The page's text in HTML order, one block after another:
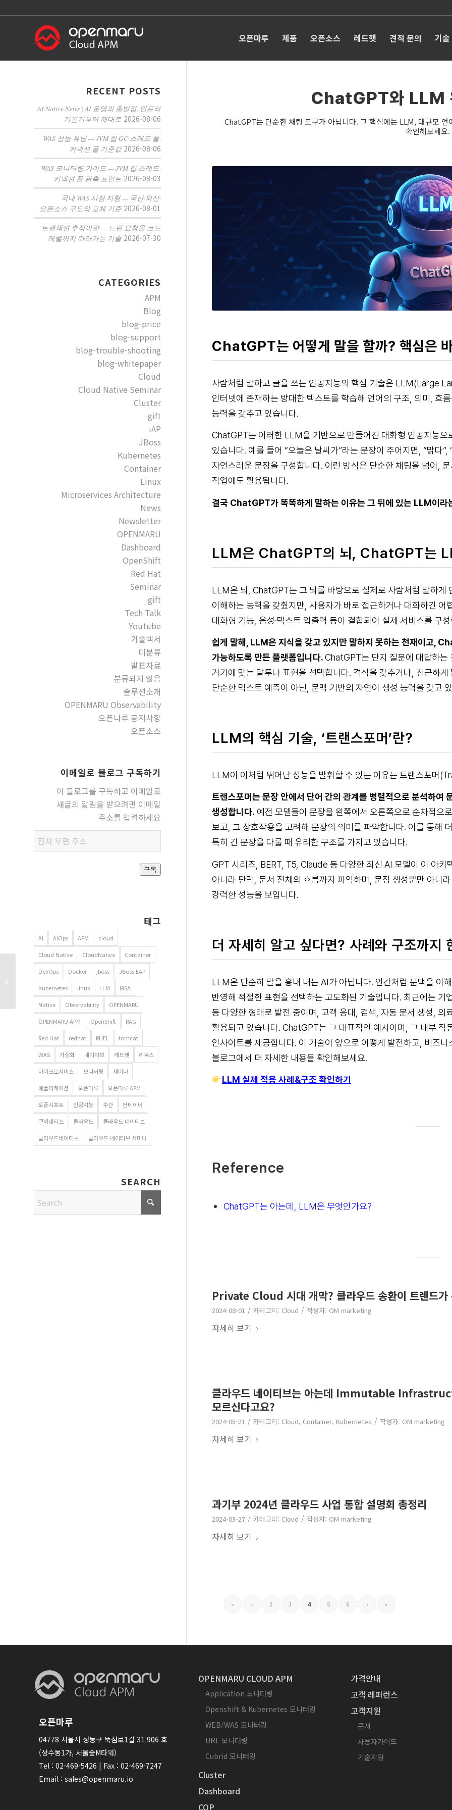
오픈마루 제품 오픈소스 레드햇 견적 문의 기
ChatGPT와 LLM
ChatGPT는 단순한 채팅 도구가 아닙니다. 그 핵심에는 LLM, 대규모
확인해보세요.
ChatGPT는 어떻게 말을 할까? 핵심은
사람처럼 말하고 글을 쓰는 인공지능의 핵심 기술은 LLM(Large
인터넷에 존재하는 방대한 텍스트를 학습해 언어의 구조, 의미, 흐
능력을 갖추고 있습니다.
ChatGPT는 이러한 LLM을 기반으로 만들어진 대화형 인공지능으
있습니다. 예를 들어 “오늘은 날씨가”라는 문장이 주어지면, “맑다
자연스러운 문장을 구성합니다. 이런 방식은 단순한 채팅을 넘어,
작업에도 활용됩니다.
결국 ChatGPT가 똑똑하게 말하는 이유는 그 뒤에 있는 LLM이라
LLM은 ChatGPT의 뇌, ChatGPT는
LLM은 뇌, ChatGPT는 그 뇌를 바탕으로 실제로 사람처럼 말하게
이해하는 능력을 갖췄지만, 사용자가 바로 접근하거나 대화하긴
대화형 기능, 음성·텍스트 입출력 등이 결합되어 실제 서비스를 구
쉽게 말해, LLM은 지식을 갖고 있지만 말하지 못하는 천재이고,
가능하도록 만든 플랫폼입니다.ChatGPT는 단지 질문에 대답하는
거기에 맞는 말투나 표현을 선택합니다. 격식을 갖추거나, 친근하
단순한 텍스트 예측이 아닌, 문맥 기반의 자연어 생성 능력을 갖고
LLM의 핵심 기술, ‘트랜스포머’란?
LLM이 이처럼 뛰어난 성능을 발휘할 수 있는 이유는 트랜스포머
트랜스포머는 문장 안에서 단어 간의 관계를 병렬적으로 분석하여
생성합니다. 예전 모델들이 문장을 왼쪽에서 오른쪽으로 순차적으
보고, 그 상호작용을 고려해 문장의 의미를 파악합니다. 이를 통해
특히 긴 문장을 다룰 때 유리한 구조를 가지고 있습니다.
GPT 시리즈, BERT, T5, Claude 등 다양한 최신 AI 모델이 이 아키
아니라 단락, 문서 전체의 흐름까지 파악하며, 문장 생성뿐만 아니
강력한 성능을 보입니다.
더 자세히 알고 싶다면? 사례와 구조까지
LLM은 단순히 말을 흉내 내는 AI가 아닙니다. 인간처럼 문맥을 이
반영해 적절한 표현을 선택하는 고도화된 기술입니다. 최근에는
등 다양한 형태로 발전 중이며, 고객 응대, 검색, 자동 문서 생성,
활용되고 있습니다. ChatGPT는 그 대표적인 예시이며, 그 내부 작
인사이트를 제공합니다. 이 기술이 앞으로 어떻게 발전하고, 비즈
블로그에서 더 자세한 내용을 확인해보세요.
LLM 실제 적용 사례&구조 확인하기
Reference
ChatGPT는 아는데, LLM은 무엇인가요?
Private Cloud 시대 개막? 클라우드 송환이 트렌드가
2024-08-01 / 카테고리: Cloud / 작성자: OM marketing
자세히 보기
클라우드 네이티브는 아는데 Immutable
모르신다고요?
2024-05-21 / 카테고리: Cloud, Container, Kubernetes / 작성자: OM marketing
자세히 보기
과기부 2024년 클라우드 사업 통합 설명회 총정리
2024-03-27 / 카테고리: Cloud / 작성자: OM marketing
자세히 보기
« ‹ 2 3 4 5 6 › »
RECENT POSTS
AI Native News | AI 운영의 출발점, 인프라
기본기부터 제대로 2026-08-06
WAS 성능 튜닝 — JVM 힙·GC·스레드 풀·
커넥션 풀 기준값 2026-08-06
WAS 모니터링 가이드 — JVM 힙·스레드·
커넥션 풀 관측 포인트 2026-08-03
국내 WAS 시장 지형 — 국산·외산·
오픈소스 구도와 교체 기준 2026-08-01
트랜잭션 추적이란 — 느린 요청을 코드
레벨까지 따라가는 기술 2026-07-30
CATEGORIES
APM
Blog
blog-price
blog-support
blog-trouble-shooting
blog-whitepaper
Cloud
Cloud Native Seminar
Cluster
gift
iAP
JBoss
Kubernetes
Container
Linux
Microservices Architecture
News
Newsletter
OPENMARU
Dashboard
OpenShift
Red Hat
Seminar
gift
Tech Talk
Youtube
기술백서
미분류
발표자료
분류되지 않음
솔루션소개
OPENMARU Observability
오픈나루 공지사항
오픈소스
이메일로 블로그 구독하기
이 블로그를 구독하고 이메일로
새글의 알림을 받으려면 이메일
주소를 입력하세요
우편
주소
구독
태그
AI AIOps APM cloud
Cloud Native CloudNative Container
DevOps Docker jboss JBoss EAP
Kubernetes linux LLM MSA
Native Observability OPENMARU
OPENMARU APM OpenShift RAG
Red Hat redhat RHEL tomcat
WAS 가상화 네이티브 레드햇 리눅스
마이크로서비스 모니터링 세미나
애플리케이션 오픈마루 오픈마루 APM
오픈시프트 인공지능 주간 컨테이너
쿠버네티스 클라우드 클라우드 네이티브
클라우드네이티브 클라우드 네이티브 세미나
SEARCH
오픈마루
04778 서울시 성동구 뚝섬로1길 31 906 호
(성수동1가, 서울숲M타워)
Tel : 02-469-5426 | Fax : 02-469-7247
Email : sales@openmaru.io
OPENMARU CLOUD APM
Application 모니터링
Openshift & Kubernetes 모니터링
WEB/WAS 모니터링
URL 모니터링
Cubrid 모니터링
Cluster
Dashboard
COP
가격안내
고객 레퍼런스
고객지원
문서
사용자가이드
기술지원
ADR, 아키텍처 의사결정
기록 이란?